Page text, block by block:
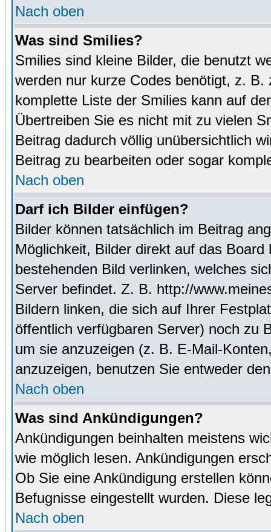
Nach oben
Was sind Smilies?
Smilies sind kleine Bilder, die benutzt
werden nur kurze Codes benötigt, z.
komplette Liste der Smilies kann auf
Übertreiben Sie es nicht mit zu vielen
Beitrag dadurch völlig unübersichtlich
Beitrag zu bearbeiten oder sogar
Nach oben
Darf ich Bilder einfügen?
Bilder können tatsächlich im Beitrag
Möglichkeit, Bilder direkt auf das
bestehenden Bild verlinken, welches
Server befindet. Z. B. http://
Bildern linken, die sich auf Ihrer
öffentlich verfügbaren Server) noch zu
um sie anzuzeigen (z. B. E-Mail-
anzuzeigen, benutzen Sie entweder
Nach oben
Was sind Ankündigungen?
Ankündigungen beinhalten meistens
wie möglich lesen. Ankündigungen
Ob Sie eine Ankündigung erstellen
Befugnisse eingestellt wurden. Diese
Nach oben